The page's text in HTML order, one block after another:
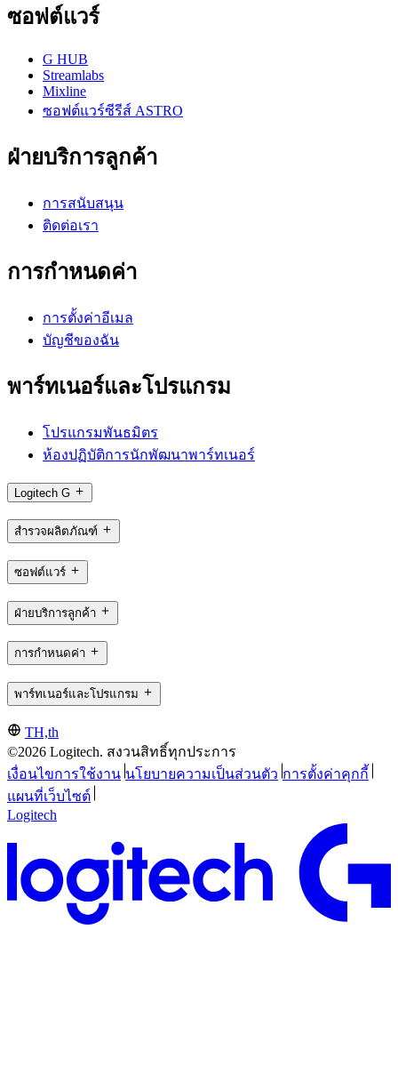
ซอฟต์แวร์
G HUB
Streamlabs
Mixline
ซอฟต์แวร์ซีรีส์ ASTRO
ฝ่ายบริการลูกค้า
การสนับสนุน
ติดต่อเรา
การกำหนดค่า
การตั้งค่าอีเมล
บัญชีของฉัน
พาร์ทเนอร์และโปรแกรม
โปรแกรมพันธมิตร
ห้องปฏิบัติการนักพัฒนาพาร์ทเนอร์
Logitech G
สำรวจผลิตภัณฑ์
ซอฟต์แวร์
ฝ่ายบริการลูกค้า
การกำหนดค่า
พาร์ทเนอร์และโปรแกรม
TH,th
©2026 Logitech. สงวนสิทธิ์ทุกประการ
เงื่อนไขการใช้งาน นโยบายความเป็นส่วนตัว การตั้งค่าคุกกี้
แผนที่เว็บไซต์
Logitech